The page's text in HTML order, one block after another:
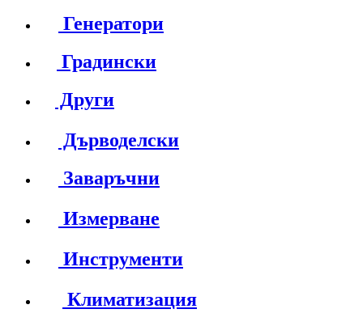
Генератори
Градински
Други
Дърводелски
Заваръчни
Измерване
Инструменти
Климатизация